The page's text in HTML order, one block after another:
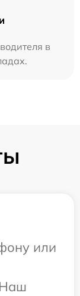
в
или
Наш